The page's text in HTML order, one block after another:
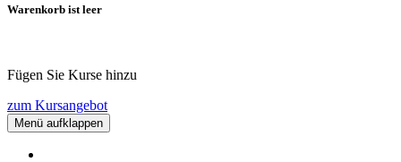
Warenkorb ist leer
Fügen Sie Kurse hinzu
zum Kursangebot
Menü aufklappen